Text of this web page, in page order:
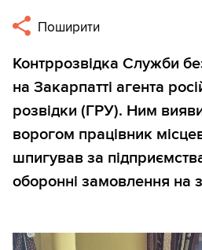
Поширити
Контррозвідка Служби
на Закарпатті агента
розвідки (ГРУ). Ним
ворогом працівник
шпигував за
оборонні замовлення на